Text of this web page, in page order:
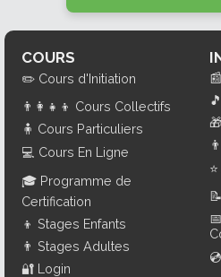
COURS
✏️ Cours d'Initiation
👨‍👩‍👧‍👦 Cours Collectifs
🧍 Cours Particuliers
💻 Cours En Ligne
🎓 Programme de
Certification
👦 Stages Enfants
👨 Stages Adultes
🔐 Login
📰
🎵
🎁
⭐
📝
📅
💿